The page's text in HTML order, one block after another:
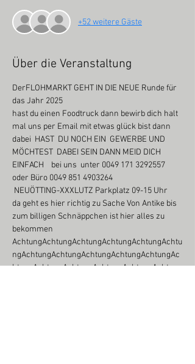
+52 weitere Gäste
Über die Veranstaltung
DerFLOHMARKT GEHT IN DIE NEUE Runde für
das Jahr 2025
hast du einen Foodtruck dann bewirb dich halt
mal uns per Email mit etwas glück bist dann
dabei  HAST  DU NOCH EIN  GEWERBE UND
MÖCHTEST  DABEI SEIN DANN MEID DICH
EINFACH    bei uns  unter 0049 171 3292557
oder Büro 0049 851 4903264
NEUÖTTING-XXXLUTZ Parkplatz 09-15 Uhr
da geht es hier richtig zu Sache Von Antike bis
zum billigen Schnäppchen ist hier alles zu
bekommen
AchtungAchtungAchtungAchtungAchtungAchtu
ngAchtungAchtungAchtungAchtungAchtungAc
htungAchtungAchtungAchtungAchtungAchtung